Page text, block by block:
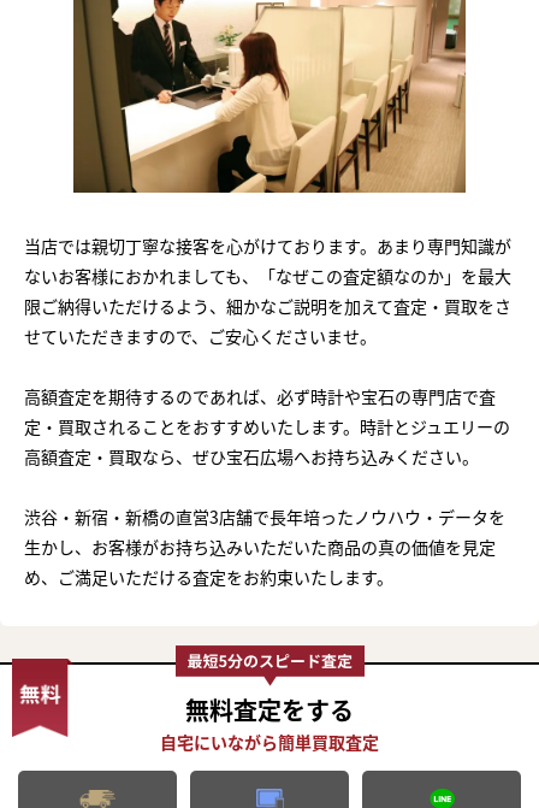
当店では親切丁寧な接客を心がけております。あまり専門知識が
ないお客様におかれましても、「なぜこの査定額なのか」を最大
限ご納得いただけるよう、細かなご説明を加えて査定・買取をさ
せていただきますので、ご安心くださいませ。
高額査定を期待するのであれば、必ず時計や宝石の専門店で査
定・買取されることをおすすめいたします。時計とジュエリーの
高額査定・買取なら、ぜひ宝石広場へお持ち込みください。
渋谷・新宿・新橋の直営3店舗で長年培ったノウハウ・データを
生かし、お客様がお持ち込みいただいた商品の真の価値を見定
め、ご満足いただける査定をお約束いたします。
無料査定をする